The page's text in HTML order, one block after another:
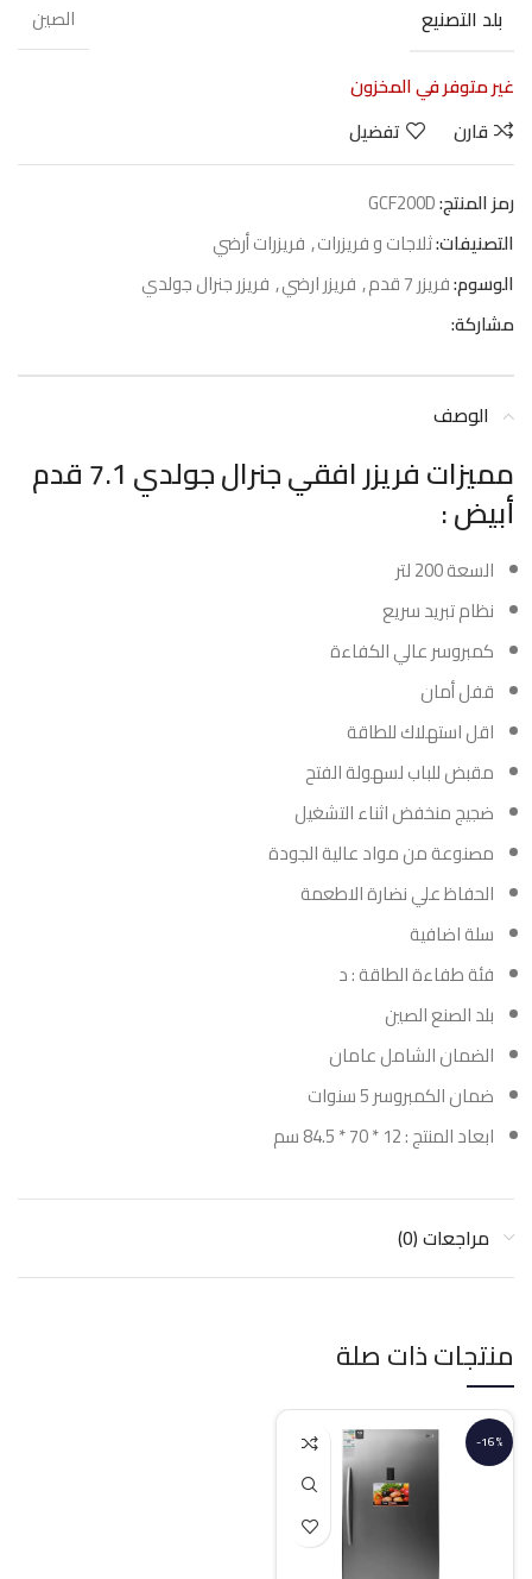
بلد التصنيع
الصين
غير متوفر في المخزون
قارن
تفضيل
رمز المنتج:GCF200D
التصنيفات:ثلاجات و فريزرات, فريزرات أرضي
الوسوم:فريزر 7 قدم , فريزر ارضي, فريزر جنرال جولدي
مشاركة:
الوصف
مميزات فريزر افقي جنرال جولدي 7.1 قدم
أبيض :
السعة 200 لتر
نظام تبريد سريع
كمبروسر عالي الكفاءة
قفل أمان
اقل استهلاك للطاقة
مقبض للباب لسهولة الفتح
ضجيج منخفض اثناء التشغيل
مصنوعة من مواد عالية الجودة
الحفاظ علي نضارة الاطعمة
سلة اضافية
فئة طفاءة الطاقة : د
بلد الصنع الصين
الضمان الشامل عامان
ضمان الكمبروسر 5 سنوات
ابعاد المنتج : 12 * 70 * 84.5 سم
مراجعات (0)
منتجات ذات صلة
-16%